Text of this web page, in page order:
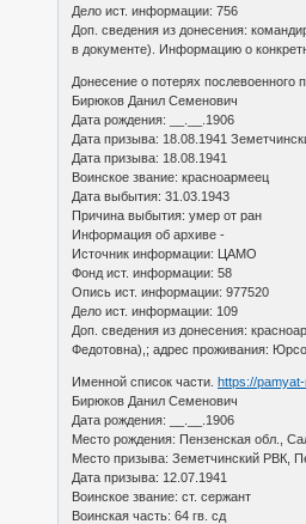
Дело ист. информации: 756
Доп. сведения из донесения:
в документе). Информацию о
Донесение о потерях
Бирюков Данил Семенович
Дата рождения: __.__.1906
Дата призыва: 18.08.1941
Дата призыва: 18.08.1941
Воинское звание: красноармеец
Дата выбытия: 31.03.1943
Причина выбытия: умер от ран
Информация об архиве -
Источник информации: ЦАМО
Фонд ист. информации: 58
Опись ист. информации: 977520
Дело ист. информации: 109
Доп. сведения из донесения:
Федотовна),; адрес проживания:
Именной список части.https://
Бирюков Данил Семенович
Дата рождения: __.__.1906
Место рождения: Пензенская обл.,
Место призыва: Земетчинский РВК,
Дата призыва: 12.07.1941
Воинское звание: ст. сержант
Воинская часть: 64 гв. сд